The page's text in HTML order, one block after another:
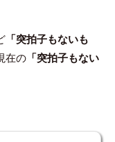
「突拍子もないも
在の 「突拍子もない